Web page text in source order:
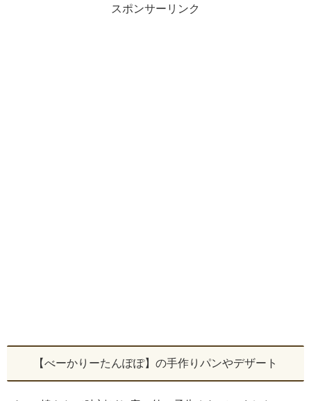
スポンサーリンク
【べーかりーたんぽぽ】の手作りパンやデザート